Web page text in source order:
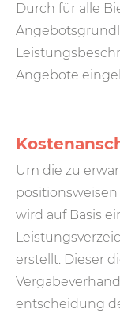
Durch für alle
Angebote
Um die zu
wird auf Basis
erstellt. Dieser
entscheidung